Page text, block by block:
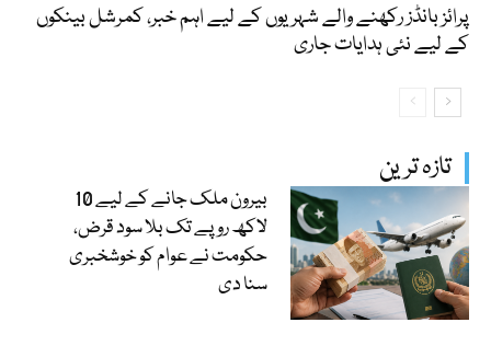
تازہ ترین
بیرون ملک جانے کے لیے 10
لاکھ روپے تک بلا سود قرض،
حکومت نے عوام کو خوشخبری
سنا دی
پرائز بانڈز رکھنے والے شہریوں کے لیے اہم خبر، کمرشل بینکوں
کے لیے نئی ہدایات جاری